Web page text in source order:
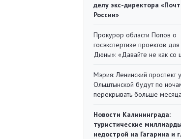
делу экс-директора
России»
Прокурор области Попов о
госэкспертизе проектов
Дюны»: «Давайте не как со
Мэрия: Ленинский проспект у
Ольштынской будут по
перекрывать больше месяца
Новости Калининграда:
туристические
недострой на Гагарина и